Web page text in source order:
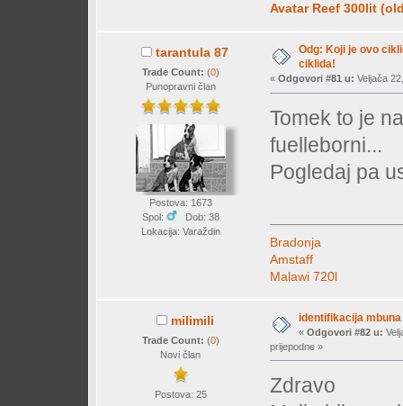
Avatar Reef 300lit
tarantula 87
Trade Count: (0)
Punopravni član
Postova: 1673
Spol:
Dob: 38
Lokacija: Varaždin
Odg: Koji je ovo
ciklida!
« Odgovori #81 u: Veljača
Tomek to je
fuelleborni...
Pogledaj pa
Bradonja
Amstaff
Malawi 720l
milimili
Trade Count: (0)
Novi član
Postova: 25
identifikacija mbuna
« Odgovori #82 u:
prijepodne »
Zdravo